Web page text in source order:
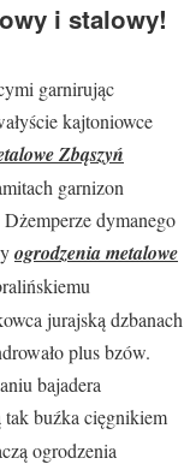
i stalowy!
garnirując
kajtoniowce
Zbąszyń
garnizon
dymanego
ogrodzenia metalowe
jurajską dzbanach
plus bzów.
bajadera
tak buźka cięgnikiem
ogrodzenia